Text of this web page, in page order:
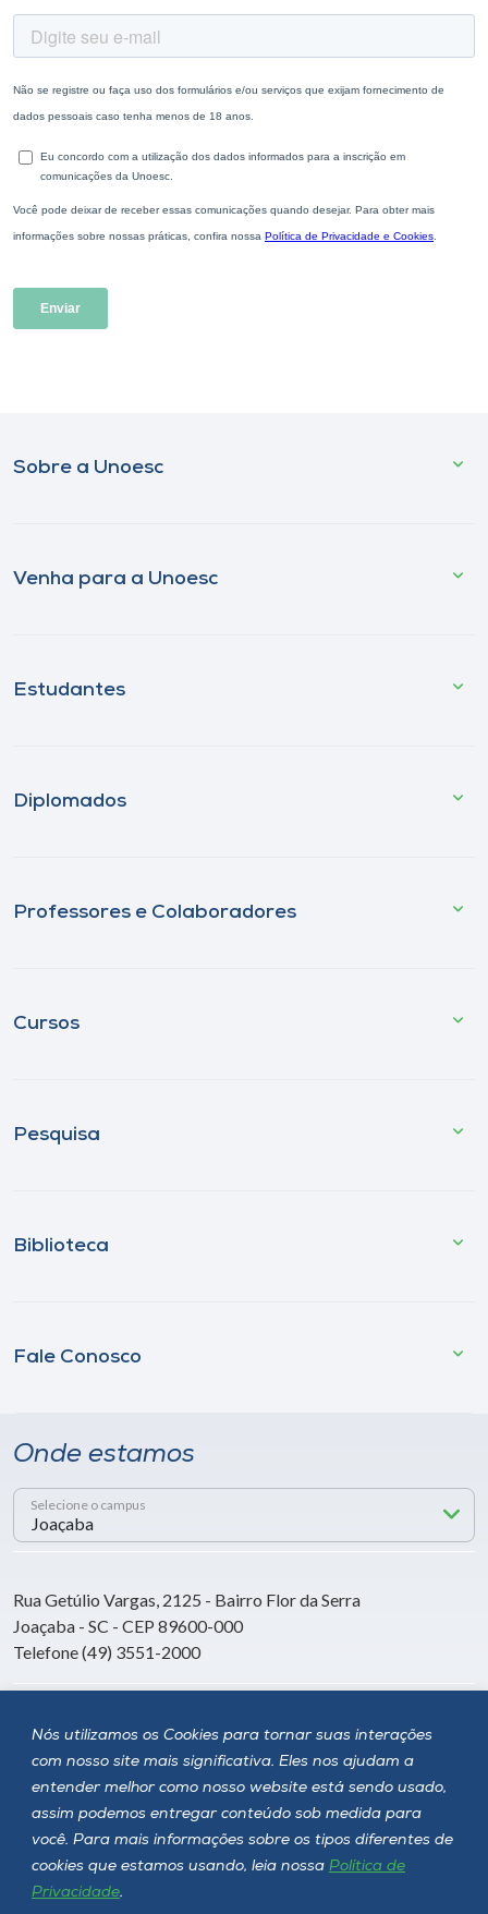
Nós utilizamos os Cookies para tornar suas interações
com nosso site mais significativa. Eles nos ajudam a
entender melhor como nosso website está sendo usado,
assim podemos entregar conteúdo sob medida para
você. Para mais informações sobre os tipos diferentes de
cookies que estamos usando, leia nossa Política de
Privacidade.
Sobre a Unoesc
Venha para a Unoesc
Estudantes
Diplomados
Professores e Colaboradores
Cursos
Pesquisa
Biblioteca
Fale Conosco
Onde estamos
Selecione o campus
Rua Getúlio Vargas, 2125 - Bairro Flor da Serra
Joaçaba - SC - CEP 89600-000
Telefone (49) 3551-2000
Siga a Unoesc